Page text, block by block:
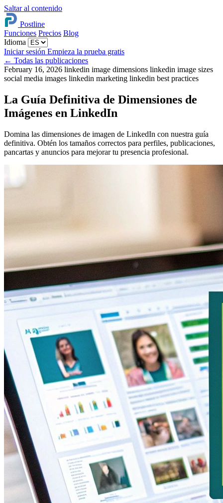
Saltar al contenido
Postline
Funciones Precios Blog
Idioma
Iniciar sesión Empieza la prueba gratis
← Todas las publicaciones
February 16, 2026 linkedin image dimensions linkedin image sizes
social media images linkedin marketing linkedin best practices
La Guía Definitiva de Dimensiones de
Imágenes en LinkedIn
Domina las dimensiones de imagen de LinkedIn con nuestra guía
definitiva. Obtén los tamaños correctos para perfiles, publicaciones,
pancartas y anuncios para mejorar tu presencia profesional.